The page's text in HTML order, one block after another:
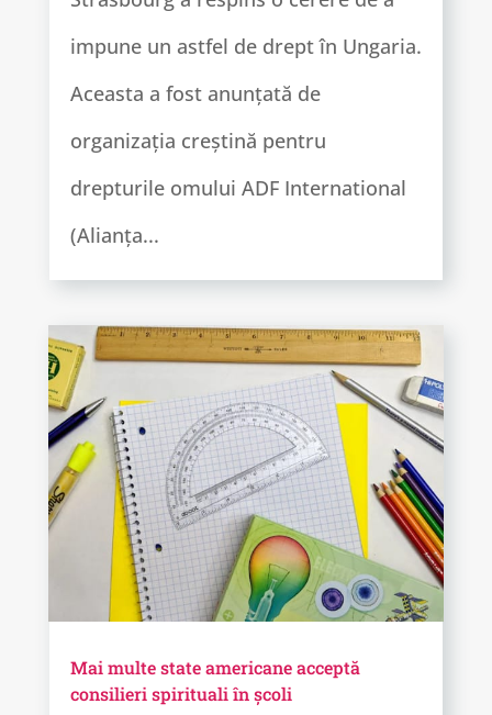
impune un astfel de drept în Ungaria.
Aceasta a fost anunțată de
organizația creștină pentru
drepturile omului ADF International
(Alianța...
Mai multe state americane acceptă
consilieri spirituali în școli